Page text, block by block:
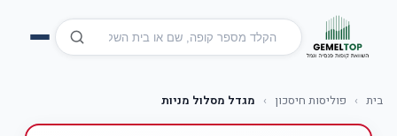
בית › פוליסות חיסכון › מגדל מסלול מניות